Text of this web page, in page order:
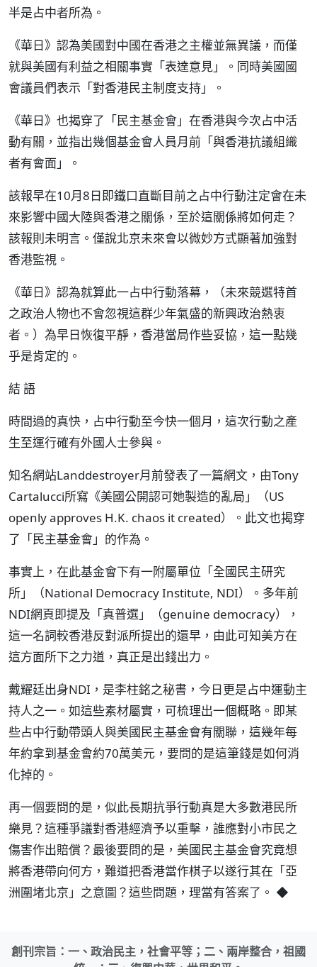
半是占中者所為。
《華日》認為美國對中國在香港之主權並無異議，而僅
就與美國有利益之相關事實「表達意見」。同時美國國
會議員們表示「對香港民主制度支持」。
《華日》也揭穿了「民主基金會」在香港與今次占中活
動有關，並指出幾個基金會人員月前「與香港抗議組織
者有會面」。
該報早在10月8日即鐵口直斷目前之占中行動注定會在未
來影響中國大陸與香港之關係，至於這關係將如何走？
該報則未明言。僅說北京未來會以微妙方式顯著加強對
香港監視。
《華日》認為就算此一占中行動落幕，（未來競選特首
之政治人物也不會忽視這群少年氣盛的新興政治熱衷
者。）為早日恢復平靜，香港當局作些妥協，這一點幾
乎是肯定的。
結 語
時間過的真快，占中行動至今快一個月，這次行動之產
生至運行確有外國人士參與。
知名網站Landdestroyer月前發表了一篇網文，由Tony
Cartalucci所寫《美國公開認可她製造的亂局」（US
openly approves H.K. chaos it created）。此文也揭穿
了「民主基金會」的作為。
事實上，在此基金會下有一附屬單位「全國民主研究
所」（National Democracy Institute, NDI）。多年前
NDI網頁即提及「真普選」（genuine democracy），
這一名詞較香港反對派所提出的還早，由此可知美方在
這方面所下之力道，真正是出錢出力。
戴耀廷出身NDI，是李柱銘之秘書，今日更是占中運動主
持人之一。如這些素材屬實，可梳理出一個概略。即某
些占中行動帶頭人與美國民主基金會有關聯，這幾年每
年約拿到基金會約70萬美元，要問的是這筆錢是如何消
化掉的。
再一個要問的是，似此長期抗爭行動真是大多數港民所
樂見？這種爭議對香港經濟予以重擊，誰應對小市民之
傷害作出賠償？最後要問的是，美國民主基金會究竟想
將香港帶向何方，難道把香港當作棋子以遂行其在「亞
洲圍堵北京」之意圖？這些問題，理當有答案了。 ◆
創刊宗旨：一、政治民主，社會平等；二、兩岸整合，祖國